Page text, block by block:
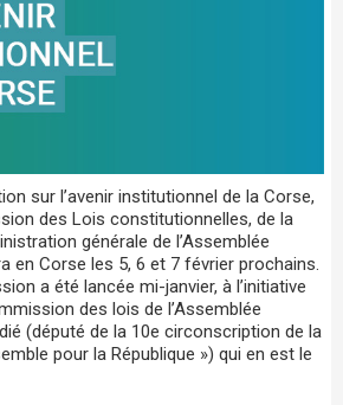
des Lois constitutionnelles, de la
générale de l’Assemblée
en Corse les 5, 6 et 7 février prochains.
a été lancée mi-janvier, à l’initiative
des lois de l’Assemblée
(député de la 10e circonscription de la
pour la République ») qui en est le